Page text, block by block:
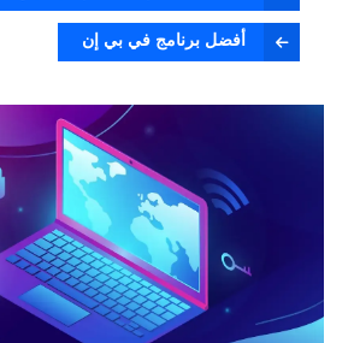
أفضل برنامج في بي إن